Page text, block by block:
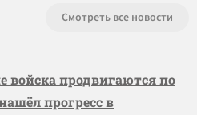
Смотреть все новости
войска продвигаются по
прогресс в